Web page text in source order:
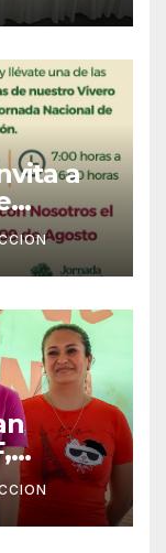
a
de